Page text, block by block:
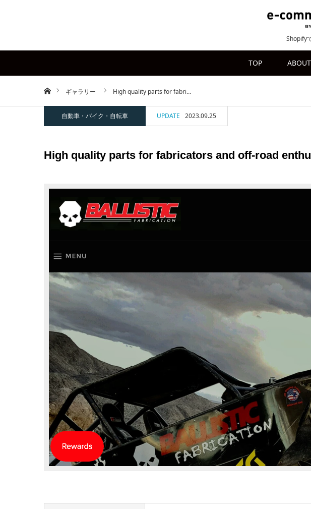
Shopify
TOP ABOUT
ホームギャラリー High quality parts for fabri…
自動車・バイク・自転車 UPDATE 2023.09.25
High quality parts for fabricators and off-road